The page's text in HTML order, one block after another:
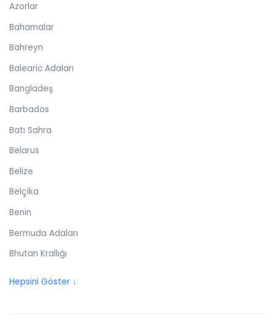
Azorlar
Bahamalar
Bahreyn
Balearic Adaları
Bangladeş
Barbados
Batı Sahra
Belarus
Belize
Belçika
Benin
Bermuda Adaları
Bhutan Krallığı
Bolivya
Hepsini Göster ↓